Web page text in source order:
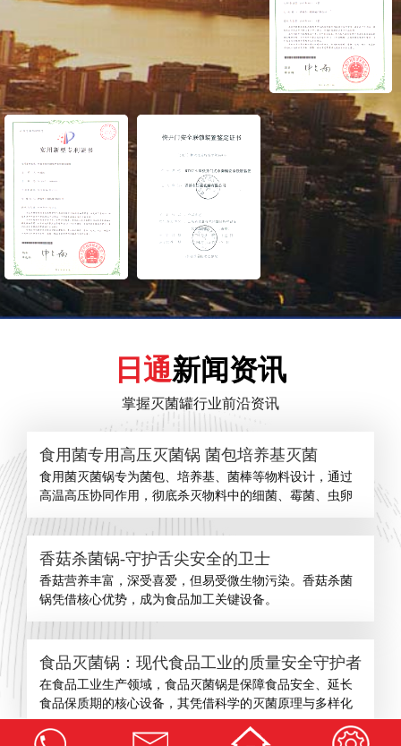
日通新闻资讯
掌握灭菌罐行业前沿资讯
食用菌专用高压灭菌锅 菌包培养基灭菌
食用菌灭菌锅专为菌包、培养基、菌棒等物料设计，通过
高温高压协同作用，彻底杀灭物料中的细菌、霉菌、虫卵
香菇杀菌锅-守护舌尖安全的卫士
​香菇营养丰富，深受喜爱，但易受微生物污染。香菇杀菌
锅凭借核心优势，成为食品加工关键设备。
食品灭菌锅：现代食品工业的质量安全守护者
在食品工业生产领域，食品灭菌锅是保障食品安全、延长
食品保质期的核心设备，其凭借科学的灭菌原理与多样化